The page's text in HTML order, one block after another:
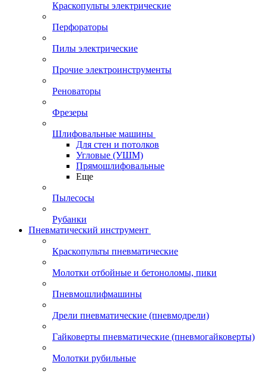
Краскопульты электрические
Перфораторы
Пилы электрические
Прочие электроинструменты
Реноваторы
Фрезеры
Шлифовальные машины
Для стен и потолков
Угловые (УШМ)
Прямошлифовальные
Еще
Пылесосы
Рубанки
Пневматический инструмент
Краскопульты пневматические
Молотки отбойные и бетоноломы, пики
Пневмошлифмашины
Дрели пневматические (пневмодрели)
Гайковерты пневматические (пневмогайковерты)
Молотки рубильные